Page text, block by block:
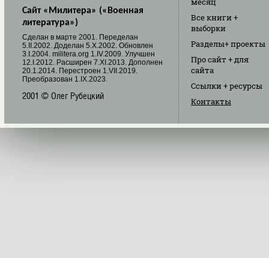
Сайт «Милитера» («Военная
литература»)
Cделан в марте 2001. Переделан
5.II.2002. Доделан 5.X.2002. Обновлен
3.I.2004. militera.org 1.IV.2009. Улучшен
12.I.2012. Расширен 7.XI.2013. Дополнен
20.1.2014. Перестроен 1.VII.2019.
Преобразован 1.IX.2023.
2001 © Олег Рубецкий
Все книги+
выборки
Разделы+ проекты
Про сайт + для
сайта
Ссылки+ ресурсы
Контакты